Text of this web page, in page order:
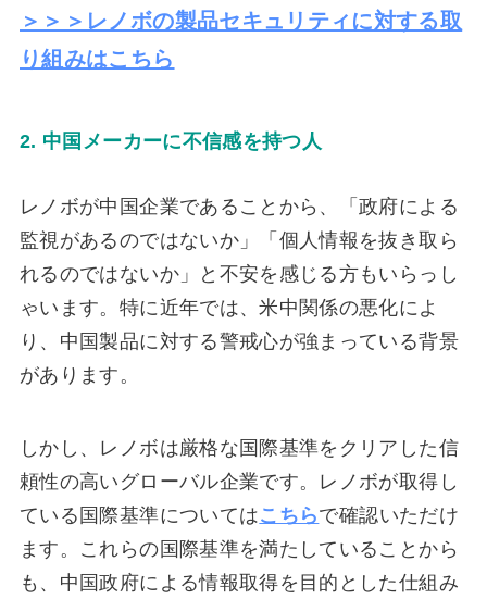
＞＞＞レノボの製品セキュリティに対する取
り組みはこちら
2. 中国メーカーに不信感を持つ人
レノボが中国企業であることから、「政府による
監視があるのではないか」「個人情報を抜き取ら
れるのではないか」と不安を感じる方もいらっし
ゃいます。特に近年では、米中関係の悪化によ
り、中国製品に対する警戒心が強まっている背景
があります。
しかし、レノボは厳格な国際基準をクリアした信
頼性の高いグローバル企業です。レノボが取得し
ている国際基準についてはこちらで確認いただけ
ます。これらの国際基準を満たしていることから
も、中国政府による情報取得を目的とした仕組み